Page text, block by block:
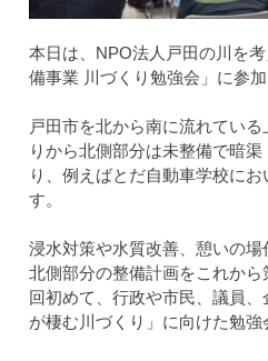
本日は、NPO法人戸田の川を
備事業 川づくり勉強会」に参加
戸田市を北から南に流れてい
りから北側部分は未整備で暗
り、例えばとだ自動車学校に
す。
浸水対策や水質改善、憩いの場
北側部分の整備計画をこれか
回初めて、行政や市民、議員
が棲む川づくり」に向けた勉強